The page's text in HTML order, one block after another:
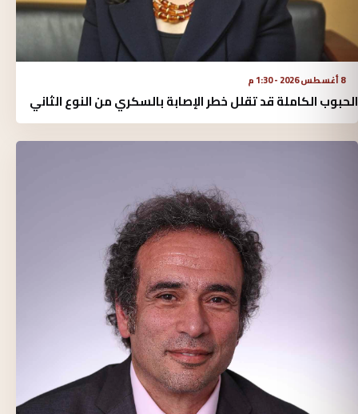
8 أغسطس 2026 - 1:30 م
الحبوب الكاملة قد تقلل خطر الإصابة بالسكري من النوع الثاني